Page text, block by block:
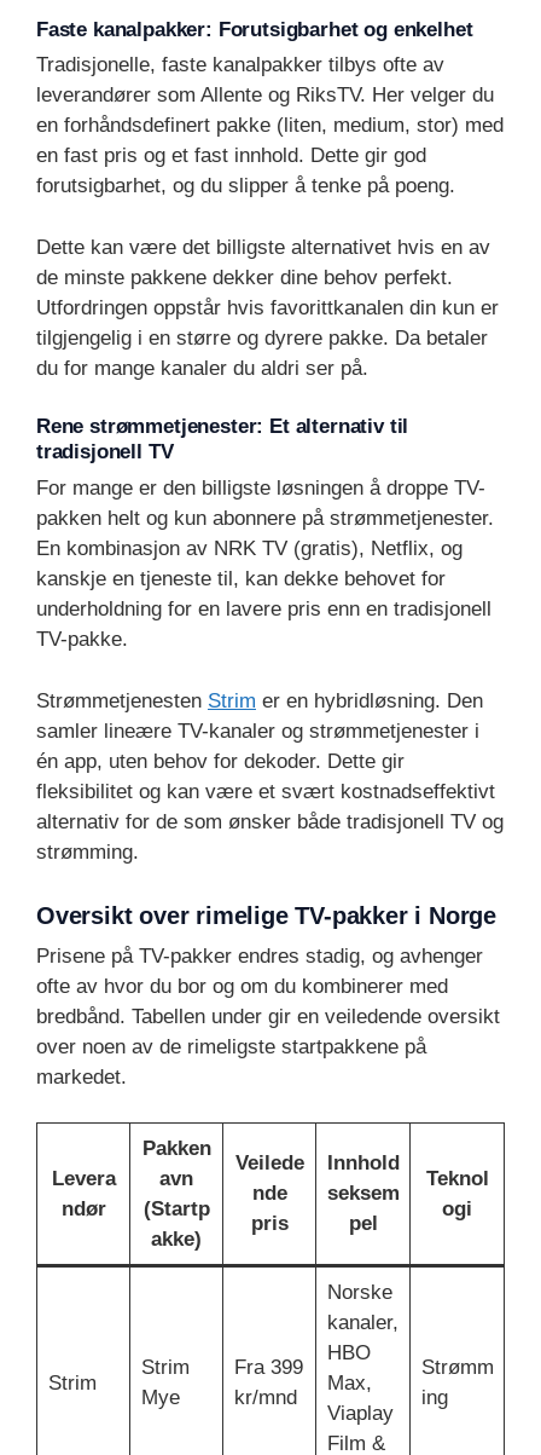
Faste kanalpakker: Forutsigbarhet og enkelhet
Tradisjonelle, faste kanalpakker tilbys ofte av
leverandører som Allente og RiksTV. Her velger du
en forhåndsdefinert pakke (liten, medium, stor) med
en fast pris og et fast innhold. Dette gir god
forutsigbarhet, og du slipper å tenke på poeng.
Dette kan være det billigste alternativet hvis en av
de minste pakkene dekker dine behov perfekt.
Utfordringen oppstår hvis favorittkanalen din kun er
tilgjengelig i en større og dyrere pakke. Da betaler
du for mange kanaler du aldri ser på.
Rene strømmetjenester: Et alternativ til
tradisjonell TV
For mange er den billigste løsningen å droppe TV-
pakken helt og kun abonnere på strømmetjenester.
En kombinasjon av NRK TV (gratis), Netflix, og
kanskje en tjeneste til, kan dekke behovet for
underholdning for en lavere pris enn en tradisjonell
TV-pakke.
Strømmetjenesten Strim er en hybridløsning. Den
samler lineære TV-kanaler og strømmetjenester i
én app, uten behov for dekoder. Dette gir
fleksibilitet og kan være et svært kostnadseffektivt
alternativ for de som ønsker både tradisjonell TV og
strømming.
Oversikt over rimelige TV-pakker i Norge
Prisene på TV-pakker endres stadig, og avhenger
ofte av hvor du bor og om du kombinerer med
bredbånd. Tabellen under gir en veiledende oversikt
over noen av de rimeligste startpakkene på
markedet.
Levera
ndør
Pakken
avn
(Startp
akke)
Veilede
nde
pris
Innhold
seksem
pel
Teknol
ogi
Strim
Strim
Mye
Fra 399
kr/mnd
Norske
kanaler,
HBO
Max,
Viaplay
Film &
Strømm
ing